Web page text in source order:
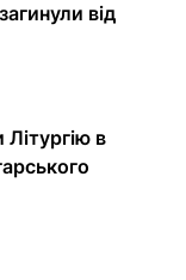
від
Літургію в